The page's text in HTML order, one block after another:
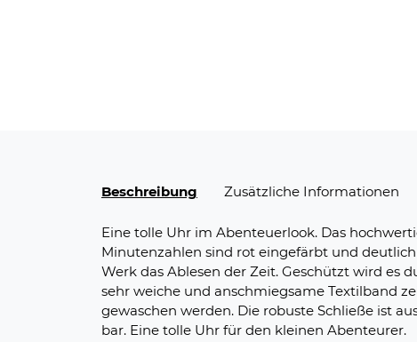
Beschreibung Zusätzliche Informationen
Eine tolle Uhr im Abenteuerlook. Das
Minutenzahlen sind rot eingefärbt und
Werk das Ablesen der Zeit. Geschützt wird es
sehr weiche und anschmiegsame Textilband
gewaschen werden. Die robuste Schließe ist
bar. Eine tolle Uhr für den kleinen Abenteurer.